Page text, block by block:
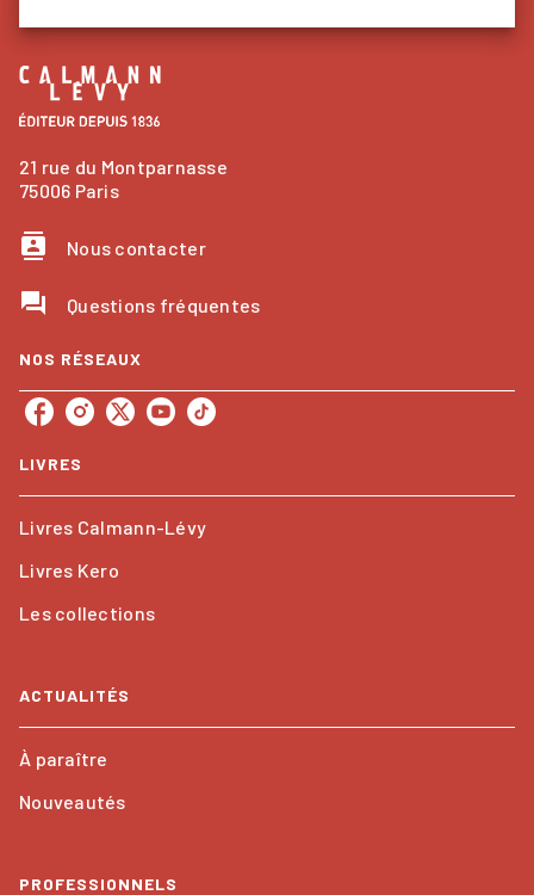
21 rue du Montparnasse
75006 Paris
contacts Nous contacter
question_answer Questions fréquentes
NOS RÉSEAUX
LIVRES
Livres Calmann-Lévy
Livres Kero
Les collections
ACTUALITÉS
À paraître
Nouveautés
PROFESSIONNELS